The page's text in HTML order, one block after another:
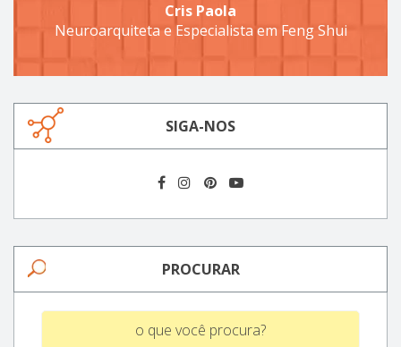
Cris Paola
Neuroarquiteta e Especialista em Feng Shui
SIGA-NOS
PROCURAR